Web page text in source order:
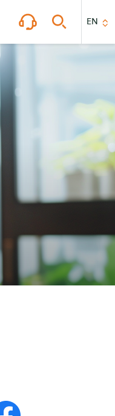
EN